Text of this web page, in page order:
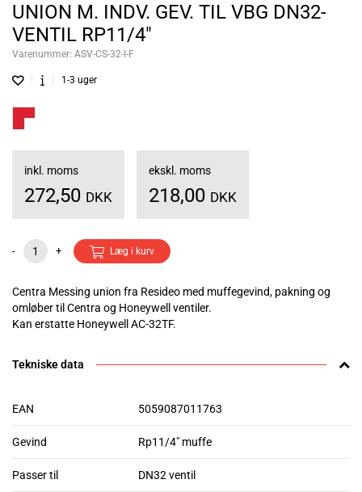
UNION M. INDV. GEV. TIL VBG DN32-
VENTIL RP11/4"
Varenummer: ASV-CS-32-I-F
1-3 uger
inkl. moms
272,50 DKK
ekskl. moms
218,00 DKK
- + Læg i kurv
Centra Messing union fra Resideo med muffegevind, pakning og
omløber til Centra og Honeywell ventiler.
Kan erstatte Honeywell AC-32TF.
Tekniske data
EAN 5059087011763
Gevind Rp11/4" muffe
Passer til DN32 ventil